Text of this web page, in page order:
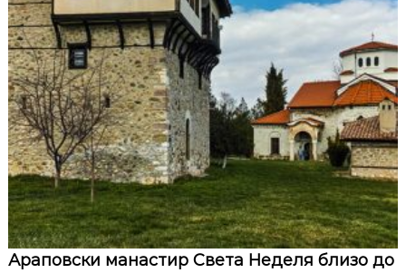
Араповски манастир Света Неделя близо до